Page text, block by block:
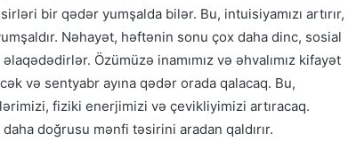
bir qədər yumşalda bilər. Bu, intuisiyamızı artırır,
Nəhayət, həftənin sonu çox daha dinc, sosial
Özümüzə inamımız və əhvalımız kifayət
və sentyabr ayına qədər orada qalacaq. Bu,
fiziki enerjimizi və çevikliyimizi artıracaq.
doğrusu mənfi təsirini aradan qaldırır.